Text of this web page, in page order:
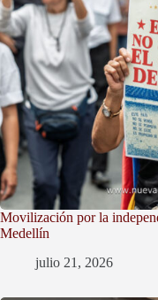
Movilización por la
Medellín
julio 21, 2026